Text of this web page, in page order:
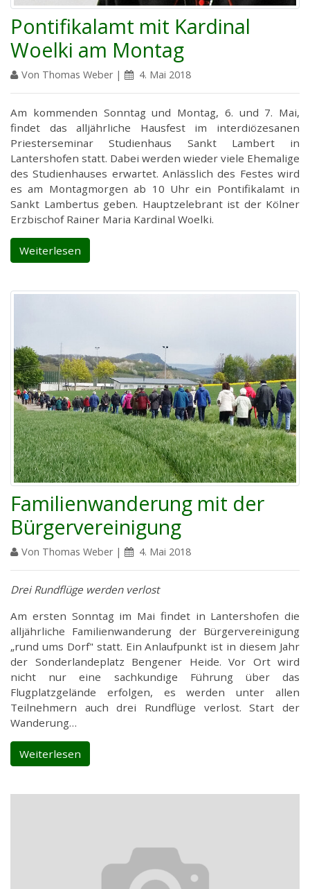
Pontifikalamt mit Kardinal
Woelki am Montag
Von Thomas Weber | 4. Mai 2018
Am kommenden Sonntag und Montag, 6. und 7. Mai,
findet das alljährliche Hausfest im interdiözesanen
Priesterseminar Studienhaus Sankt Lambert in
Lantershofen statt. Dabei werden wieder viele Ehemalige
des Studienhauses erwartet. Anlässlich des Festes wird
es am Montagmorgen ab 10 Uhr ein Pontifikalamt in
Sankt Lambertus geben. Hauptzelebrant ist der Kölner
Erzbischof Rainer Maria Kardinal Woelki.
Weiterlesen
Familienwanderung mit der
Bürgervereinigung
Von Thomas Weber | 4. Mai 2018
Drei Rundflüge werden verlost
Am ersten Sonntag im Mai findet in Lantershofen die
alljährliche Familienwanderung der Bürgervereinigung
„rund ums Dorf" statt. Ein Anlaufpunkt ist in diesem Jahr
der Sonderlandeplatz Bengener Heide. Vor Ort wird
nicht nur eine sachkundige Führung über das
Flugplatzgelände erfolgen, es werden unter allen
Teilnehmern auch drei Rundflüge verlost. Start der
Wanderung…
Weiterlesen